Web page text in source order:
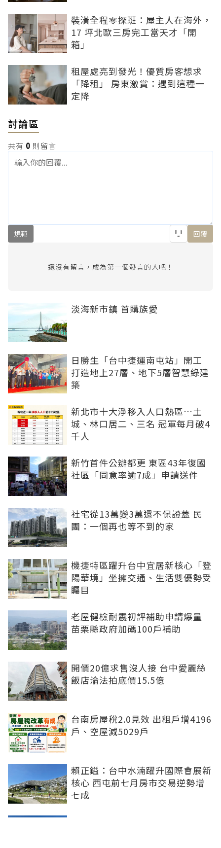
裝潢全程零探班：屋主人在海外，
17 坪北歐三房完工當天才「開
箱」
租屋處亮到發光！優質房客想求
「降租」 房東激賞：遇到這種一
定降
討論區
共有 0 則留言
規範 回覆
還沒有留言，成為第一個發言的人吧！
淡海新市鎮 首購族愛
日勝生「台中捷運南屯站」開工
打造地上27層、地下5層智慧綠建
築
新北市十大淨移入人口熱區…土
城、林口居二、三名 冠軍每月破4
千人
新竹首件公辦都更 東區43年復國
社區「同意率逾7成」申請送件
社宅從13萬變3萬還不保證蓋 民
團：一個再也等不到的家
機捷特區躍升台中宜居新核心「登
陽華境」坐擁交通、生活雙優勢受
矚目
老屋健檢耐震初評補助申請爆量
苗栗縣政府加碼100戶補助
開價20億求售沒人接 台中愛麗絲
飯店淪法拍底價15.5億
台南房屋稅2.0見效 出租戶增4196
戶、空屋減5029戶
賴正鎰：台中水湳躍升國際會展新
核心 西屯前七月房市交易逆勢增
七成